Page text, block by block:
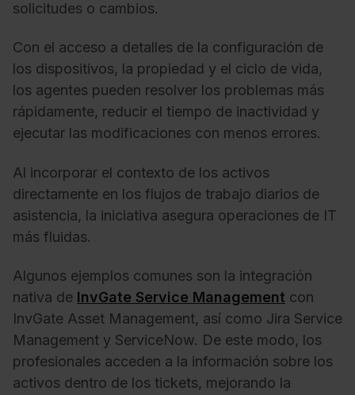
solicitudes o cambios.
Con el acceso a detalles de la configuración de
los dispositivos, la propiedad y el ciclo de vida,
los agentes pueden resolver los problemas más
rápidamente, reducir el tiempo de inactividad y
ejecutar las modificaciones con menos errores.
Al incorporar el contexto de los activos
directamente en los flujos de trabajo diarios de
asistencia, la iniciativa asegura operaciones de IT
más fluidas.
Algunos ejemplos comunes son la integración
nativa de InvGate Service Management con
InvGate Asset Management, así como Jira Service
Management y ServiceNow. De este modo, los
profesionales acceden a la información sobre los
activos dentro de los tickets, mejorando la